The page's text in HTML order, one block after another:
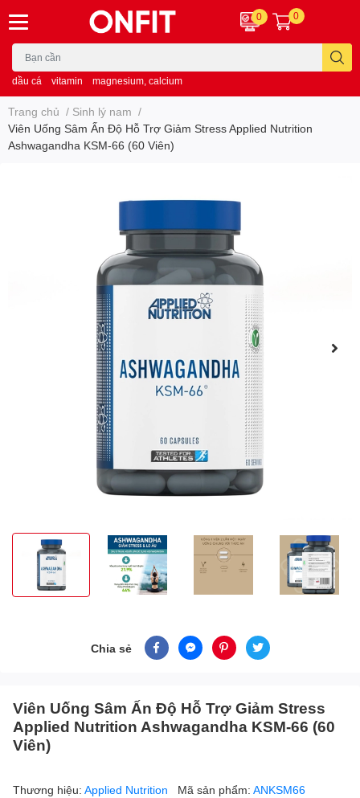
dầu cá vitamin magnesium, calcium
0 0
Trang chủ / Sinh lý nam /
Viên Uống Sâm Ấn Độ Hỗ Trợ Giảm Stress Applied Nutrition
Ashwagandha KSM-66 (60 Viên)
Chia sẻ
Viên Uống Sâm Ấn Độ Hỗ Trợ Giảm Stress
Applied Nutrition Ashwagandha KSM-66 (60
Viên)
Thương hiệu: Applied Nutrition Mã sản phẩm: ANKSM66